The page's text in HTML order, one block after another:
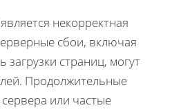
некорректная
сбои, включая
загрузки страниц, могут
Продолжительные
или частые